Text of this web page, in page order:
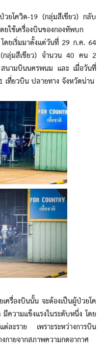
ควิด-19 (กลุ่มสีเขียว) กลับ
ยใช้เครื่องบินของกองทัพบก
ยเริ่มมาตั้งแต่วันที่ 29 ก.ค. 64
(กลุ่มสีเขียว) จำนวน 40 คน 2
นามบินนครพนม และ เมื่อวันที่
ที่ยวบิน ปลายทาง จังหวัดน่าน
องบินนั้น จะต้องเป็นผู้ป่วยโค
ความแข็งแรงในระดับหนึ่ง โดย
ต่ละราย เพราะระหว่างการบิน
กายจากสภาพความกดอากาศ